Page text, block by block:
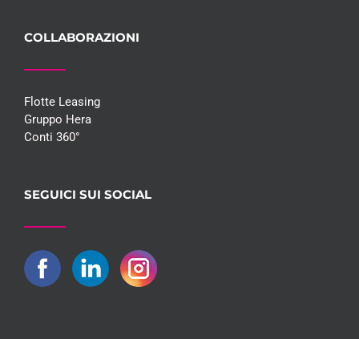
COLLABORAZIONI
Flotte Leasing
Gruppo Hera
Conti 360°
SEGUICI SUI SOCIAL